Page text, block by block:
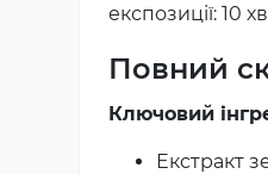
експозиції: 10
Повний
Ключовий
Екстракт